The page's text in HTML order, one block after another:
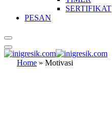
SERTIFIKAT
PESAN
Home » Motivasi